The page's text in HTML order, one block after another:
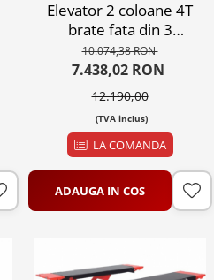
Elevator 2 coloane 4T
brate fata din 3
segmente hidraulic cu
deblocare automata la
buton, 220V sau 380V
10.074,38 RON
7.438,02 RON
12.190,00
(TVA inclus)
LA COMANDA
ADAUGA IN COS